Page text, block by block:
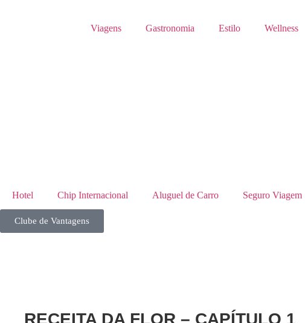
Viagens Gastronomia Estilo Wellness
Hotel Chip Internacional Aluguel de Carro Seguro Viagem
Clube de Vantagens
RECEITA DA FLOR – CAPÍTULO 1